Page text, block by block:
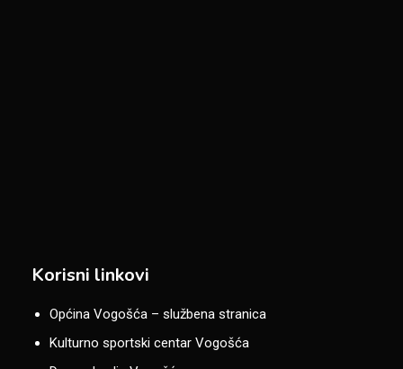
Korisni linkovi
Općina Vogošća – službena stranica
Kulturno sportski centar Vogošća